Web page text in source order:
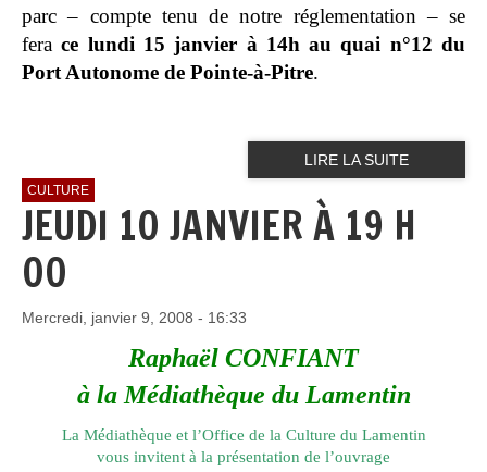
parc – compte tenu de notre réglementation – se
ferace lundi 15 janvier à 14h au quai n°12 du
Port Autonome de Pointe-à-Pitre.
LIRE LA SUITE
CULTURE
JEUDI 10 JANVIER À 19 H
00
Mercredi, janvier 9, 2008 - 16:33
Raphaël CONFIANT
à la Médiathèque du Lamentin
La Médiathèque et l’Office de la Culture du Lamentin
vous invitent à la présentation de l’ouvrage